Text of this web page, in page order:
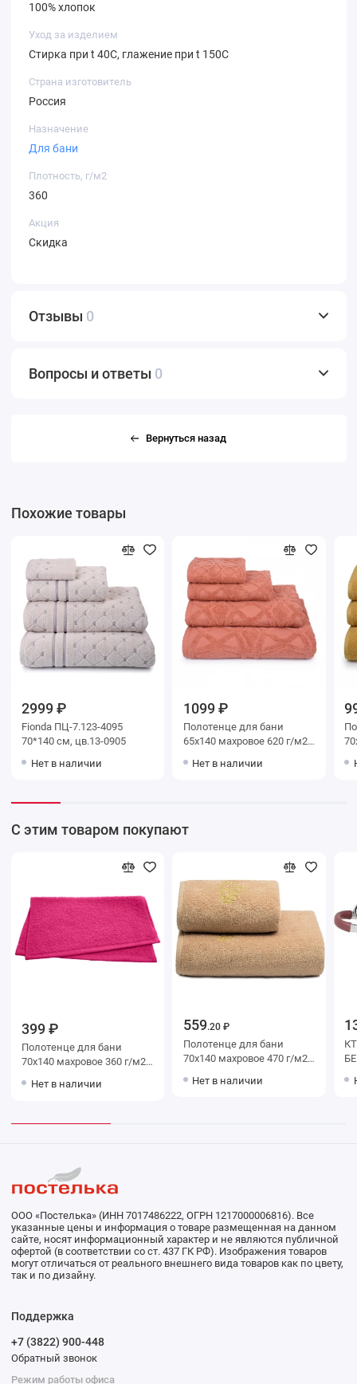
100% хлопок
Уход за изделием
Стирка при t 40С, глажение при t 150С
Страна изготовитель
Россия
Назначение
Для бани
Плотность, г/м2
360
Акция
Скидка
Отзывы 0
Вопросы и ответы 0
Вернуться назад
Похожие товары
2999 ₽
Fionda ПЦ-7.123-4095
70*140 см, цв.13-0905
Нет в наличии
1099 ₽
Полотенце для бани
65х140 махровое 620 г/м2
мануфактура Corniola
Нет в наличии
70х140
С этим товаром покупают
399 ₽
Полотенце для бани
70х140 махровое 360 г/м2
мануфактура
Нет в наличии
559.20 ₽
Полотенце для бани
70х140 махровое 470 г/м2
мануфактура
Нет в наличии
ООО «Постелька» (ИНН 7017486222, ОГРН 1217000006816). Все
указанные цены и информация о товаре размещенная на данном
сайте, носят информационный характер и не являются публичной
офертой (в соответствии со ст. 437 ГК РФ). Изображения товаров
могут отличаться от реального внешнего вида товаров как по цвету,
так и по дизайну.
Поддержка
+7 (3822) 900-448
Обратный звонок
Режим работы офиса